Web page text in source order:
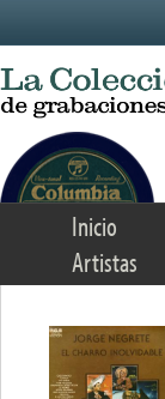
Inicio
Artistas